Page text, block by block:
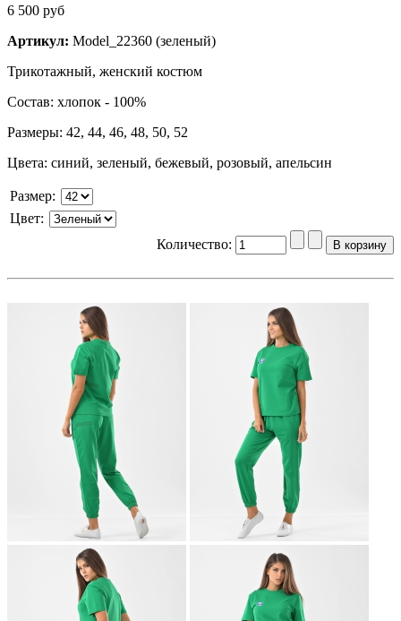
6 500 руб
Артикул: Model_22360 (зеленый)
Трикотажный, женский костюм
Состав: хлопок - 100%
Размеры: 42, 44, 46, 48, 50, 52
Цвета: синий, зеленый, бежевый, розовый, апельсин
Размер:
Цвет:
Количество: